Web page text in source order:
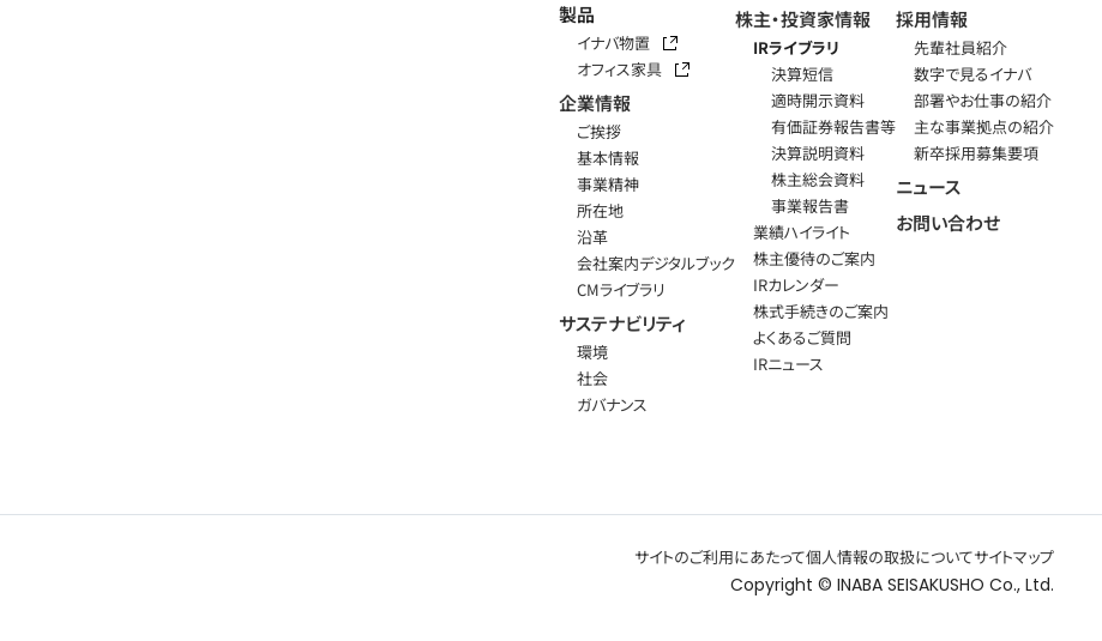
製品
イナバ物置
オフィス家具
企業情報
ご挨拶
基本情報
事業精神
所在地
沿革
会社案内デジタルブック
CMライブラリ
サステナビリティ
環境
社会
ガバナンス
株主・投資家情報
IRライブラリ
決算短信
適時開示資料
有価証券報告書等
決算説明資料
株主総会資料
事業報告書
業績ハイライト
株主優待のご案内
IRカレンダー
株式手続きのご案内
よくあるご質問
IRニュース
採用情報
先輩社員紹介
数字で見るイナバ
部署やお仕事の紹介
主な事業拠点の紹介
新卒採用募集要項
ニュース
お問い合わせ
サイトのご利用にあたって個人情報の取扱についてサイトマップ
Copyright © INABA SEISAKUSHO Co., Ltd.